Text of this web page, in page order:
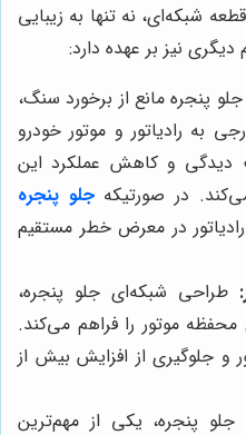
شبکه‌ای، نه تنها به زیبایی
نیز بر عهده دارد:
جلو پنجره مانع از برخورد سنگ،
به رادیاتور و موتور خودرو
دیدگی و کاهش عملکرد این
در صورتیکهجلو پنجره
در معرض خطر مستقیم
طراحی شبکه‌ای جلو پنجره،
موتور را فراهم می‌کند.
و جلوگیری از افزایش بیش از
جلو پنجره، یکی از مهم‌ترین